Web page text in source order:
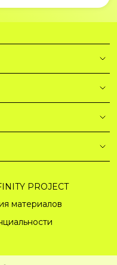
PROJECT
материалов